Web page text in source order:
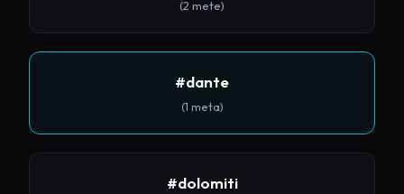
(2 mete)
#dante
(1 meta)
#dolomiti